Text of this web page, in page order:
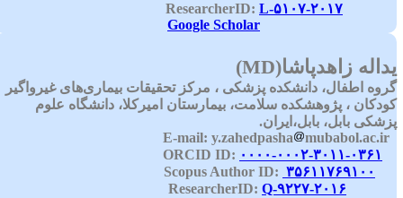
L-۵۱۰۷-۲۰۱۷
Google Scholar
زاهدپاشا(MD
)
اطفال، دانشکده پزشکی ، مرکز تحقیقات بیماری‌های غیرواگیر
، پژوهشکده سلامت، بیمارستان امیرکلا، دانشگاه علوم
بابل، بابل،ایران.
y.zahedpasha
mubabol.ac.ir
۰۰۰۰-۰۰۰۲-۳۰۱۱-۰۳۶۱
۳۵۶۱۱۷۶۹۱۰۰
Q-۹۲۲۷-۲۰۱۶